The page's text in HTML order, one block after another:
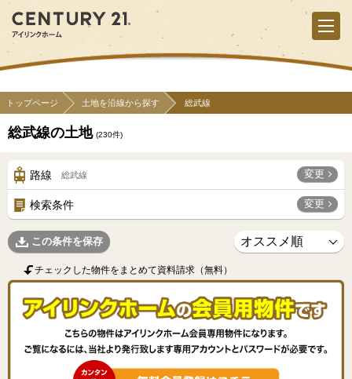
トップページ 土地を沿線から探す 総武線
総武線の土地 (230件)
路線 総武線 変更
検索条件 変更
この条件を保存
チェックした物件をまとめて資料請求（無料）